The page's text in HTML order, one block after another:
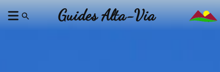
Guides Alta-Via